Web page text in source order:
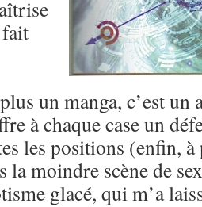
un manga, c’est
à chaque case un
les positions (enfin,
la moindre scène de
glacé, qui m’a